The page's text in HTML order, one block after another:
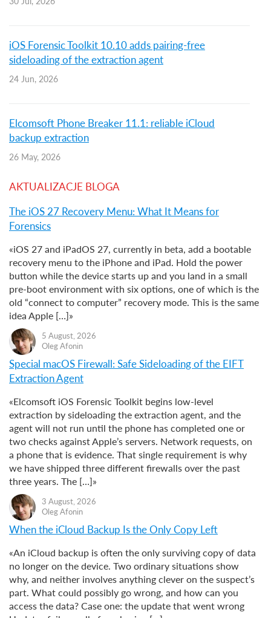
iOS Forensic Toolkit 10.10 adds pairing-free
sideloading of the extraction agent
24 Jun, 2026
Elcomsoft Phone Breaker 11.1: reliable iCloud
backup extraction
26 May, 2026
AKTUALIZACJE BLOGA
The iOS 27 Recovery Menu: What It Means for
Forensics
«iOS 27 and iPadOS 27, currently in beta, add a bootable
recovery menu to the iPhone and iPad. Hold the power
button while the device starts up and you land in a small
pre-boot environment with six options, one of which is the
old “connect to computer” recovery mode. This is the same
idea Apple […]»
5 August, 2026
Oleg Afonin
Special macOS Firewall: Safe Sideloading of the EIFT
Extraction Agent
«Elcomsoft iOS Forensic Toolkit begins low-level
extraction by sideloading the extraction agent, and the
agent will not run until the phone has completed one or
two checks against Apple’s servers. Network requests, on
a phone that is evidence. That single requirement is why
we have shipped three different firewalls over the past
three years. The […]»
3 August, 2026
Oleg Afonin
When the iCloud Backup Is the Only Copy Left
«An iCloud backup is often the only surviving copy of data
no longer on the device. Two ordinary situations show
why, and neither involves anything clever on the suspect’s
part. What could possibly go wrong, and how can you
access the data? Case one: the update that went wrong